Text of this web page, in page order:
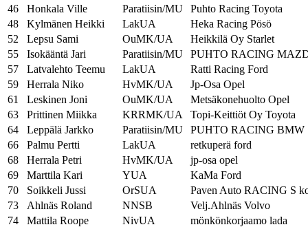
46
Honkala Ville Paratiisin/MU
Puhto Racing Toyota
48
Kylmänen Heikki LakUA
Heka Racing Pösö
52
Lepsu Sami OuMK/UA
Heikkilä Oy Starlet
55
Isokääntä Jari Paratiisin/MU
PUHTO RACING
57
Latvalehto Teemu LakUA
Ratti Racing Ford
59
Herrala Niko HvMK/UA
Jp-Osa Opel
61
Leskinen Joni OuMK/UA
Metsäkonehuolto Opel
63
Prittinen Miikka KRRMK/UA
Topi-Keittiöt Oy Toyota
64
Leppälä Jarkko Paratiisin/MU
PUHTO RACING BMW
66
Palmu Pertti LakUA
retkuperä ford
68
Herrala Petri HvMK/UA
jp-osa opel
69
Marttila Kari YUA
KaMa Ford
70
Soikkeli Jussi OrSUA
Paven Auto RACING S
73
Ahlnäs Roland NNSB
Velj.Ahlnäs Volvo
74
Mattila Roope NivUA
mönkönkorjaamo lada